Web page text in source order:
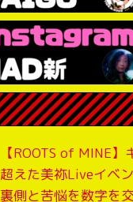
【ROOTS of MINE
超えた美祢Liveイベ
裏側と苦悩を数字を